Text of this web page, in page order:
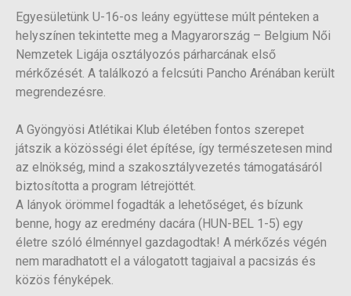
Egyesületünk U-16-os leány együttese múlt pénteken a
helyszínen tekintette meg a Magyarország – Belgium Női
Nemzetek Ligája osztályozós párharcának első
mérkőzését. A találkozó a felcsúti Pancho Arénában került
megrendezésre.
A Gyöngyösi Atlétikai Klub életében fontos szerepet
játszik a közösségi élet építése, így természetesen mind
az elnökség, mind a szakosztályvezetés támogatásáról
biztosította a program létrejöttét.
A lányok örömmel fogadták a lehetőséget, és bízunk
benne, hogy az eredmény dacára (HUN-BEL 1-5) egy
életre szóló élménnyel gazdagodtak! A mérkőzés végén
nem maradhatott el a válogatott tagjaival a pacsizás és
közös fényképek.